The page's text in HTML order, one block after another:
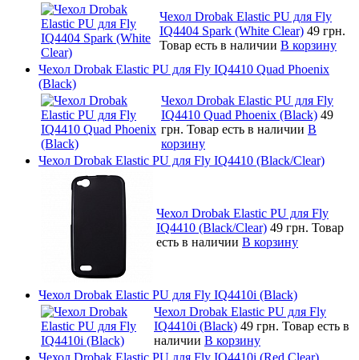
Чехол Drobak Elastic PU для Fly
IQ4404 Spark (White Clear) 49 грн.
Товар есть в наличии В корзину
Чехол Drobak Elastic PU для Fly IQ4410 Quad Phoenix
(Black)
Чехол Drobak Elastic PU для Fly
IQ4410 Quad Phoenix (Black) 49
грн. Товар есть в наличии В
корзину
Чехол Drobak Elastic PU для Fly IQ4410 (Black/Clear)
Чехол Drobak Elastic PU для Fly
IQ4410 (Black/Clear) 49 грн. Товар
есть в наличии В корзину
Чехол Drobak Elastic PU для Fly IQ4410i (Black)
Чехол Drobak Elastic PU для Fly
IQ4410i (Black) 49 грн. Товар есть в
наличии В корзину
Чехол Drobak Elastic PU для Fly IQ4410i (Red Clear)